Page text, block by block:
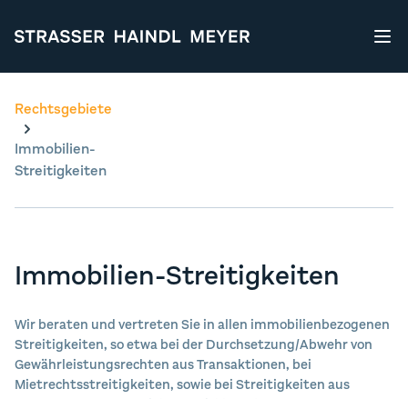
STRASSER HAINDL MEYER
Rechtsgebiete
Immobilien-
Streitigkeiten
Immobilien-Streitigkeiten
Wir beraten und vertreten Sie in allen immobilienbezogenen
Streitigkeiten, so etwa bei der Durchsetzung/Abwehr von
Gewährleistungsrechten aus Transaktionen, bei
Mietrechtsstreitigkeiten, sowie bei Streitigkeiten aus